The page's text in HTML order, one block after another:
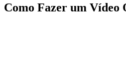
Como Fazer um Vídeo